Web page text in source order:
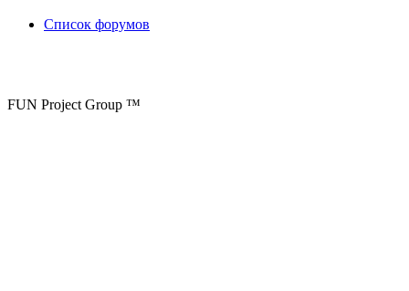
Список форумов
FUN Project Group ™